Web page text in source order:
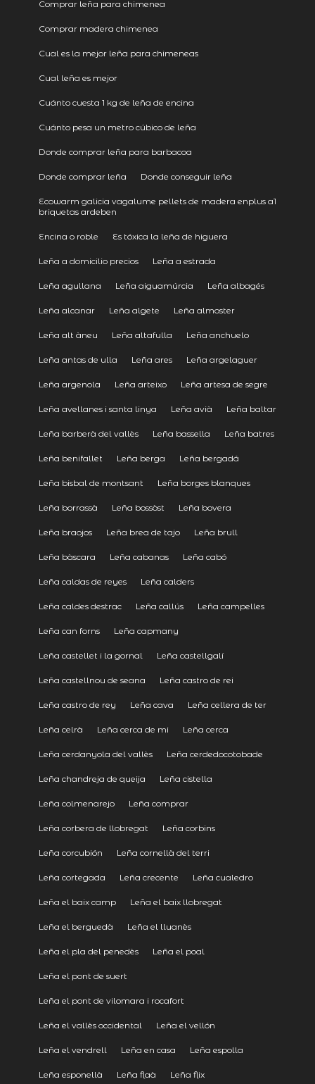
Comprar leña para chimenea
Comprar madera chimenea
Cual es la mejor leña para chimeneas
Cual leña es mejor
Cuánto cuesta 1 kg de leña de encina
Cuánto pesa un metro cúbico de leña
Donde comprar leña para barbacoa
Donde comprar leña Donde conseguir leña
Ecowarm galicia vagalume pellets de madera enplus a1
briquetas ardeben
Encina o roble Es tóxica la leña de higuera
Leña a domicilio precios Leña a estrada
Leña agullana Leña aiguamúrcia Leña albagés
Leña alcanar Leña algete Leña almoster
Leña alt àneu Leña altafulla Leña anchuelo
Leña antas de ulla Leña ares Leña argelaguer
Leña argenola Leña arteixo Leña artesa de segre
Leña avellanes i santa linya Leña avià Leña baltar
Leña barberà del vallès Leña bassella Leña batres
Leña benifallet Leña berga Leña bergadá
Leña bisbal de montsant Leña borges blanques
Leña borrassà Leña bossòst Leña bovera
Leña braojos Leña brea de tajo Leña brull
Leña bàscara Leña cabanas Leña cabó
Leña caldas de reyes Leña calders
Leña caldes destrac Leña callús Leña campelles
Leña can forns Leña capmany
Leña castellet i la gornal Leña castellgalí
Leña castellnou de seana Leña castro de rei
Leña castro de rey Leña cava Leña cellera de ter
Leña celrà Leña cerca de mi Leña cerca
Leña cerdanyola del vallès Leña cerdedocotobade
Leña chandreja de queija Leña cistella
Leña colmenarejo Leña comprar
Leña corbera de llobregat Leña corbins
Leña corcubión Leña cornellà del terri
Leña cortegada Leña crecente Leña cualedro
Leña el baix camp Leña el baix llobregat
Leña el berguedà Leña el lluanès
Leña el pla del penedès Leña el poal
Leña el pont de suert
Leña el pont de vilomara i rocafort
Leña el vallès occidental Leña el vellón
Leña el vendrell Leña en casa Leña espolla
Leña esponellà Leña flaà Leña flix